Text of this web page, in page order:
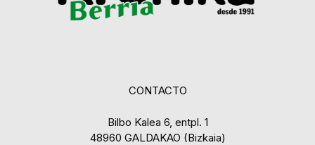
CONTACTO
Bilbo Kalea 6, entpl. 1
48960 GALDAKAO (Bizkaia)